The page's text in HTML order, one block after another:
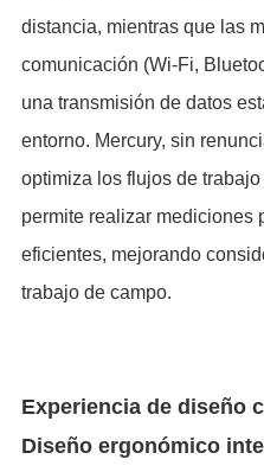
distancia, mientras que las
comunicación (Wi-Fi,
una transmisión de datos
entorno. Mercury, sin
optimiza los flujos de
permite realizar mediciones
eficientes, mejorando
trabajo de campo.
Experiencia de diseño
Diseño ergonómico